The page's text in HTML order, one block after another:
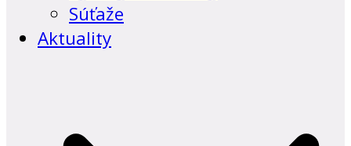
Súťaže
Aktuality